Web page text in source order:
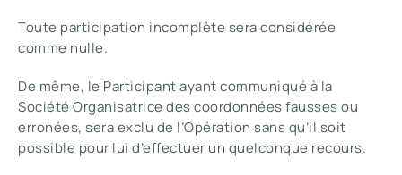
Toute participation incomplète sera considérée
comme nulle.
De même, le Participant ayant communiqué à la
Société Organisatrice des coordonnées fausses ou
erronées, sera exclu de l’Opération sans qu’il soit
possible pour lui d’effectuer un quelconque recours.